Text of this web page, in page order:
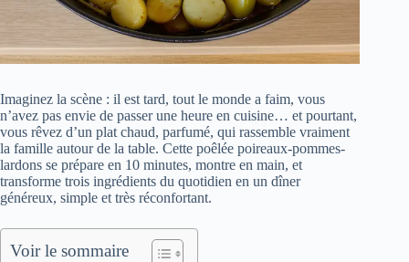
Imaginez la scène : il est tard, tout le monde a faim, vous
n’avez pas envie de passer une heure en cuisine… et pourtant,
vous rêvez d’un plat chaud, parfumé, qui rassemble vraiment
la famille autour de la table. Cette poêlée poireaux-pommes-
lardons se prépare en 10 minutes, montre en main, et
transforme trois ingrédients du quotidien en un dîner
généreux, simple et très réconfortant.
Voir le sommaire